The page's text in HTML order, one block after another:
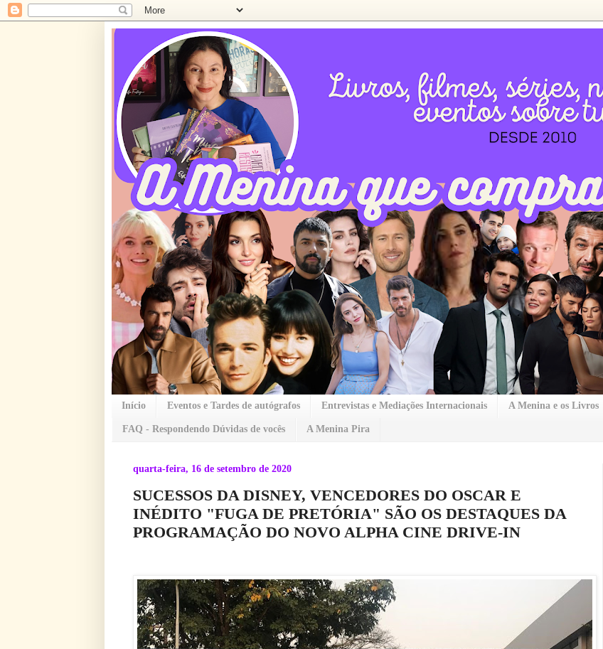
Início Eventos e Tardes de autógrafos Entrevistas e Mediações Internacionais A Menina e os Livros
FAQ - Respondendo Dúvidas de vocês A Menina Pira
quarta-feira, 16 de setembro de 2020
SUCESSOS DA DISNEY, VENCEDORES DO OSCAR E
INÉDITO "FUGA DE PRETÓRIA" SÃO OS DESTAQUES DA
PROGRAMAÇÃO DO NOVO ALPHA CINE DRIVE-IN